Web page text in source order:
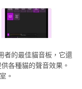
的最佳貓音板，它還
各種貓的聲音效果。
。